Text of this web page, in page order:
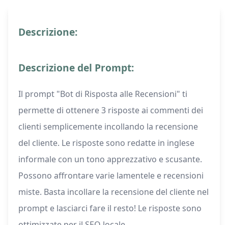
Descrizione:
Descrizione del Prompt:
Il prompt "Bot di Risposta alle Recensioni" ti
permette di ottenere 3 risposte ai commenti dei
clienti semplicemente incollando la recensione
del cliente. Le risposte sono redatte in inglese
informale con un tono apprezzativo e scusante.
Possono affrontare varie lamentele e recensioni
miste. Basta incollare la recensione del cliente nel
prompt e lasciarci fare il resto! Le risposte sono